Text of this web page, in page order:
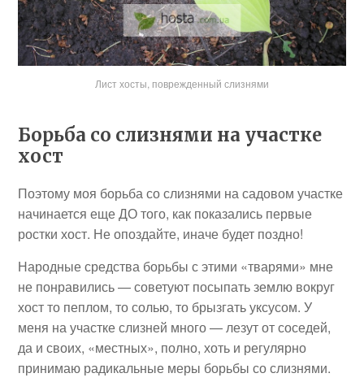
Лист хосты, поврежденный слизнями
Борьба со слизнями на участке
хост
Поэтому моя борьба со слизнями на садовом участке
начинается еще ДО того, как показались первые
ростки хост. Не опоздайте, иначе будет поздно!
Народные средства борьбы с этими «тварями» мне
не понравились — советуют посыпать землю вокруг
хост то пеплом, то солью, то брызгать уксусом. У
меня на участке слизней много — лезут от соседей,
да и своих, «местных», полно, хоть и регулярно
принимаю радикальные меры борьбы со слизнями.